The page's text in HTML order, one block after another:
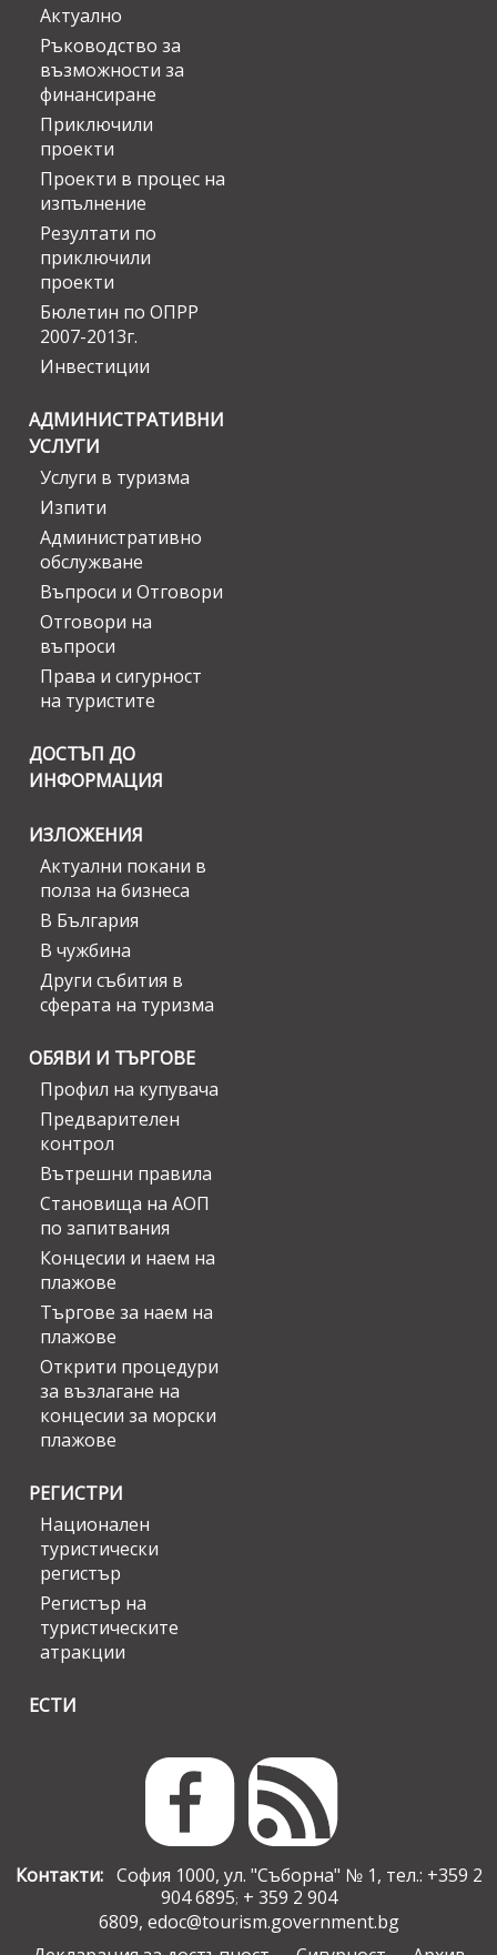
Актуално
Ръководство за
възможности за
финансиране
Приключили
проекти
Проекти в процес на
изпълнение
Резултати по
приключили
проекти
Бюлетин по ОПРР
2007-2013г.
Инвестиции
АДМИНИСТРАТИВНИ
УСЛУГИ
Услуги в туризма
Изпити
Административно
обслужване
Въпроси и Отговори
Отговори на
въпроси
Права и сигурност
на туристите
ДОСТЪП ДО
ИНФОРМАЦИЯ
ИЗЛОЖЕНИЯ
Актуални покани в
полза на бизнеса
В България
В чужбина
Други събития в
сферата на туризма
ОБЯВИ И ТЪРГОВЕ
Профил на купувача
Предварителен
контрол
Вътрешни правила
Становища на АОП
по запитвания
Концесии и наем на
плажове
Търгове за наем на
плажове
Открити процедури
за възлагане на
концесии за морски
плажове
РЕГИСТРИ
Национален
туристически
регистър
Регистър на
туристическите
атракции
ЕСТИ
Контакти:София 1000, ул. "Съборна" № 1, тел.: +359 2
904 6895; + 359 2 904
6809, edoc@tourism.government.bg